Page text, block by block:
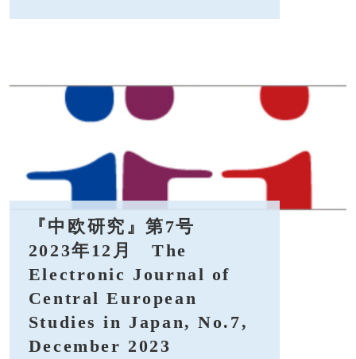
『中欧研究』第7号
2023年12月 The
Electronic Journal of
Central European
Studies in Japan, No.7,
December 2023